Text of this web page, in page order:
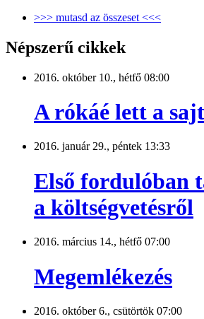
>>> mutasd az összeset <<<
Népszerű cikkek
2016. október 10., hétfő 08:00
A rókáé lett a sajt
2016. január 29., péntek 13:33
Első fordulóban
a költségvetésről
2016. március 14., hétfő 07:00
Megemlékezés
2016. október 6., csütörtök 07:00